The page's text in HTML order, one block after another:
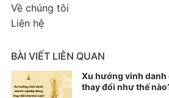
Về chúng tôi
Liên hệ
BÀI VIẾT LIÊN QUAN
Xu hướng vinh
thay đổi như thế